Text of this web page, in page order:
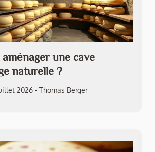
aménager une cave
naturelle ?
2026 - Thomas Berger